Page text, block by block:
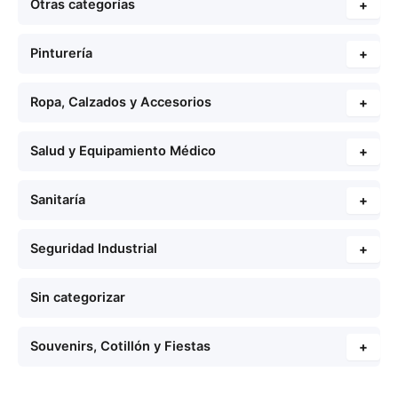
Otras categorías +
Pinturería +
Ropa, Calzados y Accesorios +
Salud y Equipamiento Médico +
Sanitaría +
Seguridad Industrial +
Sin categorizar
Souvenirs, Cotillón y Fiestas +